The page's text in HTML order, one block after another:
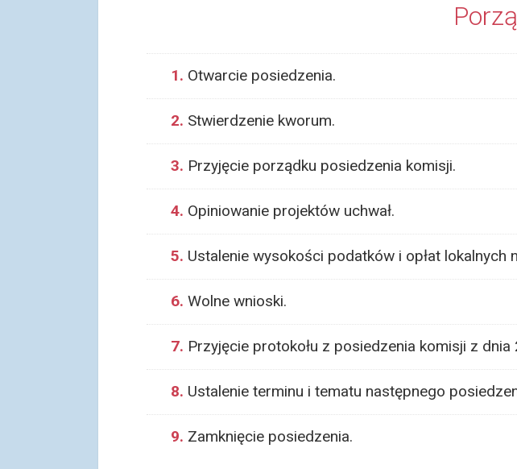
1. Otwarcie posiedzenia.
2. Stwierdzenie kworum.
3. Przyjęcie porządku posiedzenia komisji.
4. Opiniowanie projektów uchwał.
5. Ustalenie wysokości podatków i opłat lokalnych
6. Wolne wnioski.
7. Przyjęcie protokołu z posiedzenia komisji z
8. Ustalenie terminu i tematu następnego
9. Zamknięcie posiedzenia.